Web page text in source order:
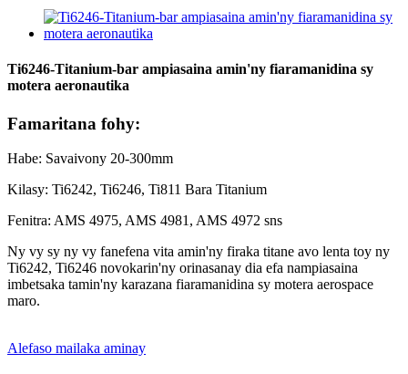
Ti6246-Titanium-bar ampiasaina amin'ny fiaramanidina sy
motera aeronautika
Famaritana fohy:
Habe: Savaivony 20-300mm
Kilasy: Ti6242, Ti6246, Ti811 Bara Titanium
Fenitra: AMS 4975, AMS 4981, AMS 4972 sns
Ny vy sy ny vy fanefena vita amin'ny firaka titane avo lenta toy ny
Ti6242, Ti6246 novokarin'ny orinasanay dia efa nampiasaina
imbetsaka tamin'ny karazana fiaramanidina sy motera aerospace
maro.
Alefaso mailaka aminay